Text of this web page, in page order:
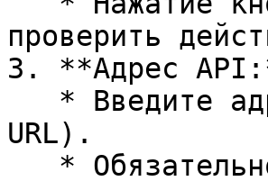
проверить
3. **Адрес
URL).